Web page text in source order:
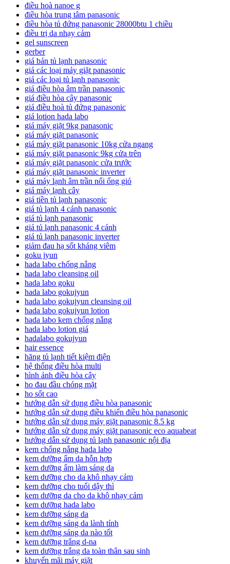
điều hoà nanoe g
điều hòa trung tâm panasonic
điều hòa tủ đứng panasonic 28000btu 1 chiều
điều trị da nhạy cảm
gel sunscreen
gerber
giá bán tủ lạnh panasonic
giá các loại máy giặt panasonic
giá các loại tủ lạnh panasonic
giá điều hòa âm trần panasonic
giá điều hòa cây panasonic
giá điều hoà tủ đứng panasonic
giá lotion hada labo
giá máy giặt 9kg panasonic
giá máy giặt panasonic
giá máy giặt panasonic 10kg cửa ngang
giá máy giặt panasonic 9kg cửa trên
giá máy giặt panasonic cửa trước
giá máy giặt panasonic inverter
giá máy lạnh âm trần nối ống gió
giá máy lạnh cây
giá tiền tủ lạnh panasonic
giá tủ lạnh 4 cánh panasonic
giá tủ lạnh panasonic
giá tủ lạnh panasonic 4 cánh
giá tủ lạnh panasonic inverter
giảm đau hạ sốt kháng viêm
goku jyun
hada labo chống nắng
hada labo cleansing oil
hada labo goku
hada labo gokujyun
hada labo gokujyun cleansing oil
hada labo gokujyun lotion
hada labo kem chống nắng
hada labo lotion giá
hadalabo gokujyun
hair essence
hãng tủ lạnh tiết kiệm điện
hệ thống điều hòa multi
hình ảnh điều hòa cây
ho đau đầu chóng mặt
ho sốt cao
hướng dẫn sử dụng điều hòa panasonic
hướng dẫn sử dụng điều khiển điều hòa panasonic
hướng dẫn sử dụng máy giặt panasonic 8.5 kg
hướng dẫn sử dụng máy giặt panasonic eco aquabeat
hướng dẫn sử dụng tủ lạnh panasonic nội địa
kem chống nắng hada labo
kem dưỡng ẩm da hỗn hợp
kem dưỡng ẩm làm sáng da
kem dưỡng cho da khô nhạy cảm
kem dưỡng cho tuổi dậy thì
kem dưỡng da cho da khô nhạy cảm
kem dưỡng hada labo
kem dưỡng sáng da
kem dưỡng sáng da lành tính
kem dưỡng sáng da nào tốt
kem dưỡng trắng d-na
kem dưỡng trắng da toàn thân sau sinh
khuyến mãi máy giặt